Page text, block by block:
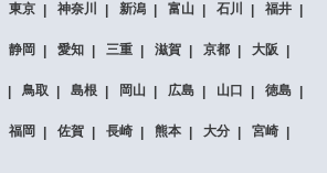
東京 神奈川 新潟 富山 石川 福井
静岡 愛知 三重 滋賀 京都 大阪
鳥取 島根 岡山 広島 山口 徳島
福岡 佐賀 長崎 熊本 大分 宮崎